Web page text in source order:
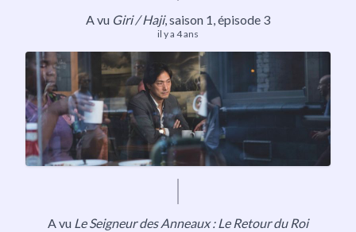
A vu Giri / Haji,saison 1, épisode 3
il y a 4 ans
A vu Le Seigneur des Anneaux : Le Retour du Roi